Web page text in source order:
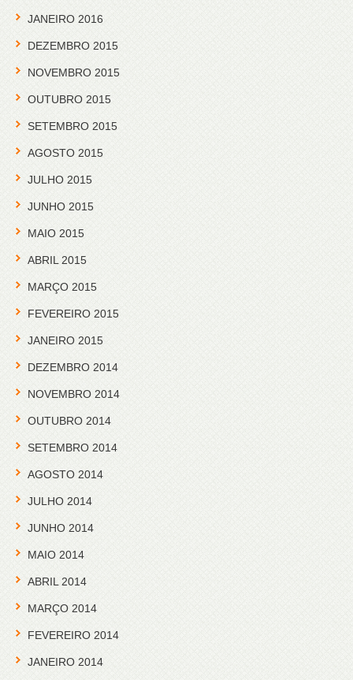
JANEIRO 2016
DEZEMBRO 2015
NOVEMBRO 2015
OUTUBRO 2015
SETEMBRO 2015
AGOSTO 2015
JULHO 2015
JUNHO 2015
MAIO 2015
ABRIL 2015
MARÇO 2015
FEVEREIRO 2015
JANEIRO 2015
DEZEMBRO 2014
NOVEMBRO 2014
OUTUBRO 2014
SETEMBRO 2014
AGOSTO 2014
JULHO 2014
JUNHO 2014
MAIO 2014
ABRIL 2014
MARÇO 2014
FEVEREIRO 2014
JANEIRO 2014